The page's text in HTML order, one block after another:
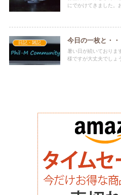
にでかけてきました。
日記・雑記 今日の一枚と・
暑い日が続いており
様ですが大丈夫でし